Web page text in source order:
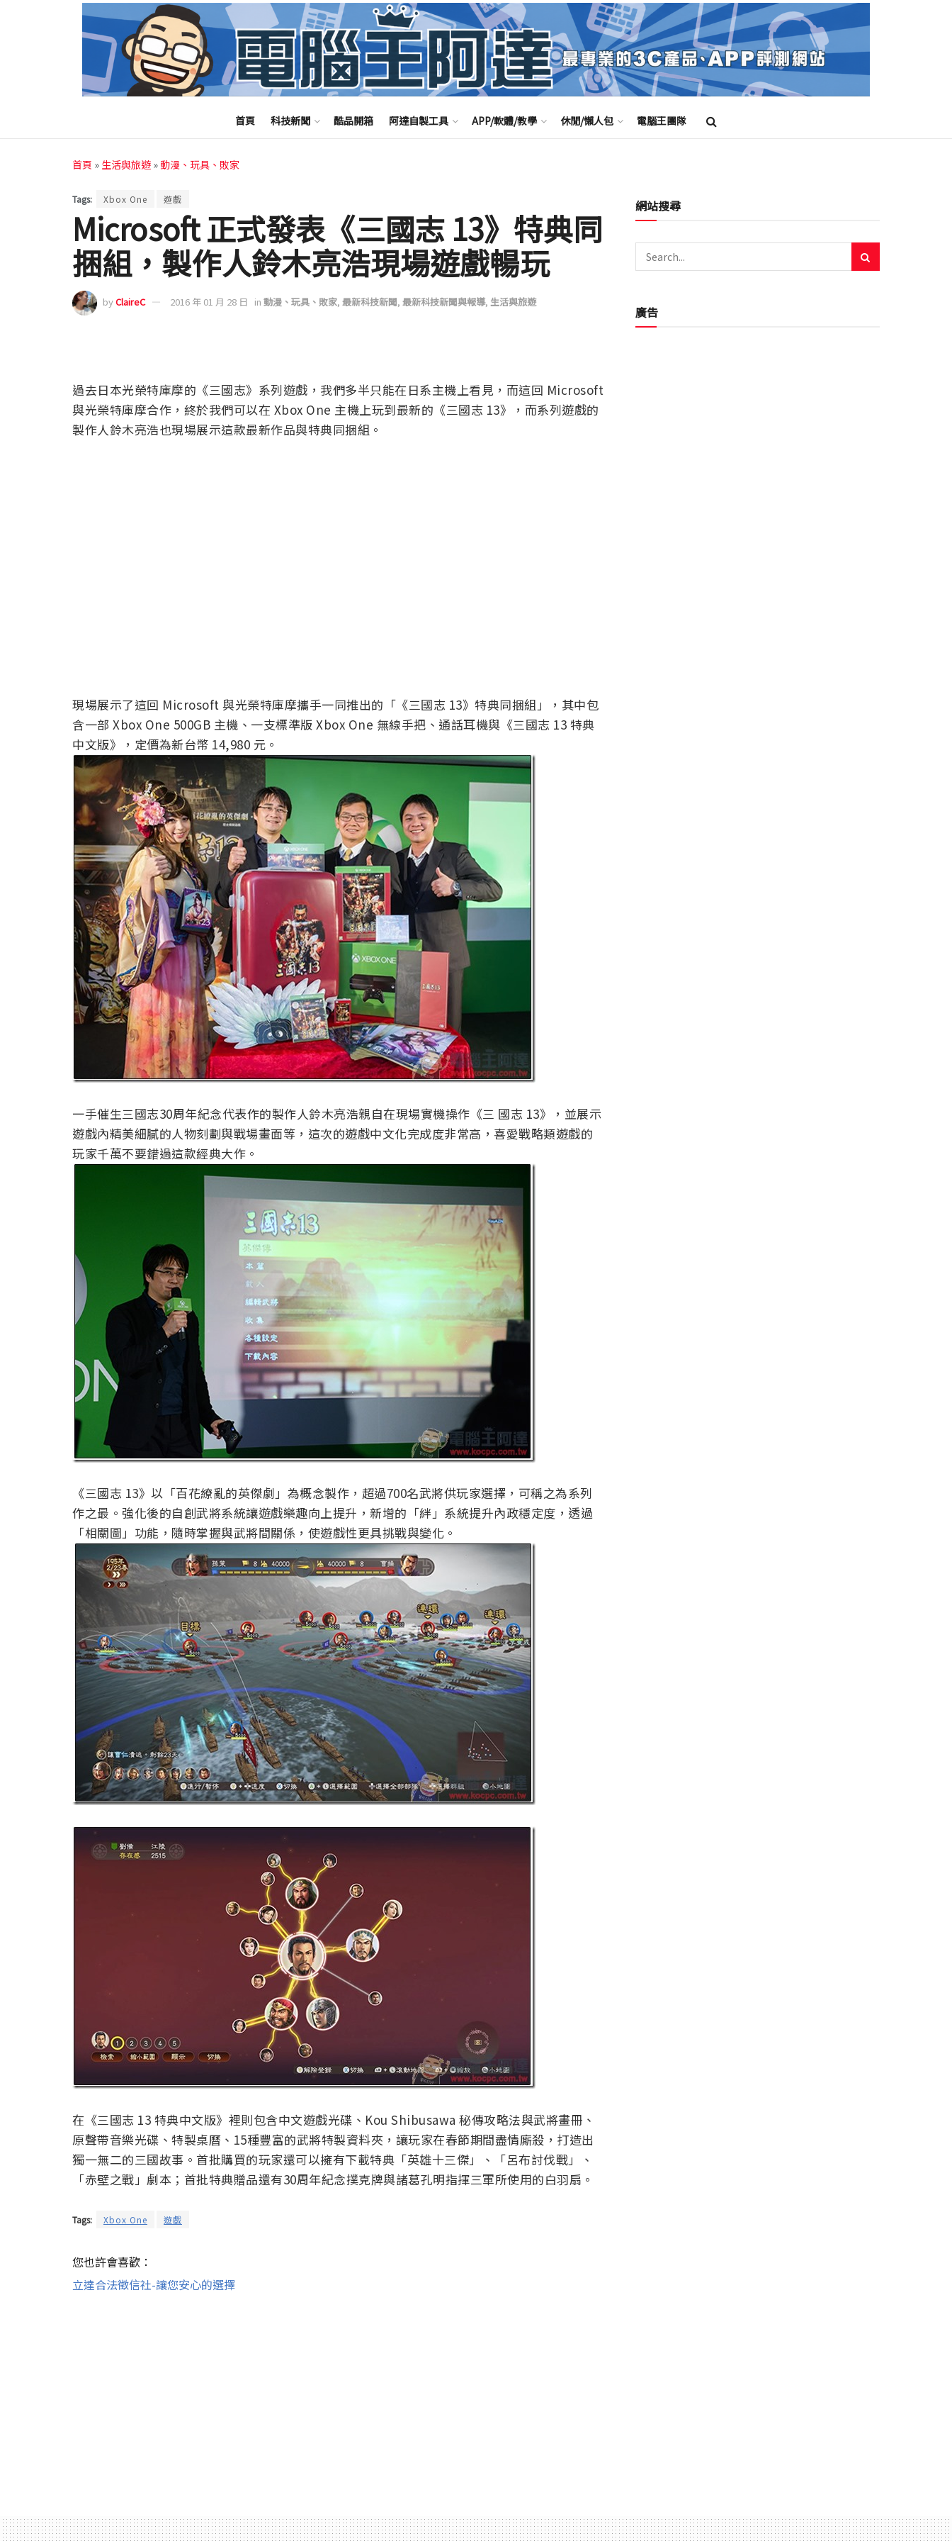
首頁 科技新聞 酷品開箱 阿達自製工具 APP/軟體/教學 休閒/懶人包 電腦王團隊
首頁 » 生活與旅遊 » 動漫、玩具、敗家
Tags: Xbox One 遊戲
Microsoft 正式發表《三國志 13》特典同
捆組，製作人鈴木亮浩現場遊戲暢玩
byClaireC 2016 年 01 月 28 日 in 動漫、玩具、敗家, 最新科技新聞, 最新科技新聞與報導, 生活與旅遊
過去日本光榮特庫摩的《三國志》系列遊戲，我們多半只能在日系主機上看見，而這回 Microsoft
與光榮特庫摩合作，終於我們可以在 Xbox One 主機上玩到最新的《三國志 13》，而系列遊戲的
製作人鈴木亮浩也現場展示這款最新作品與特典同捆組。
現場展示了這回 Microsoft 與光榮特庫摩攜手一同推出的「《三國志 13》特典同捆組」，其中包
含一部 Xbox One 500GB 主機、一支標準版 Xbox One 無線手把、通話耳機與《三國志 13 特典
中文版》，定價為新台幣 14,980 元。
一手催生三國志30周年紀念代表作的製作人鈴木亮浩親自在現場實機操作《三 國志 13》，並展示
遊戲內精美細膩的人物刻劃與戰場畫面等，這次的遊戲中文化完成度非常高，喜愛戰略類遊戲的
玩家千萬不要錯過這款經典大作。
《三國志 13》以「百花繚亂的英傑劇」為概念製作，超過700名武將供玩家選擇，可稱之為系列
作之最。強化後的自創武將系統讓遊戲樂趣向上提升，新增的「絆」系統提升內政穩定度，透過
「相關圖」功能，隨時掌握與武將間關係，使遊戲性更具挑戰與變化。
在《三國志 13 特典中文版》裡則包含中文遊戲光碟、Kou Shibusawa 秘傳攻略法與武將畫冊、
原聲帶音樂光碟、特製桌曆、15種豐富的武將特製資料夾，讓玩家在春節期間盡情廝殺，打造出
獨一無二的三國故事。首批購買的玩家還可以擁有下載特典「英雄十三傑」、「呂布討伐戰」、
「赤壁之戰」劇本；首批特典贈品還有30周年紀念撲克牌與諸葛孔明指揮三軍所使用的白羽扇。
Tags: Xbox One 遊戲
您也許會喜歡：
立達合法徵信社-讓您安心的選擇
網站搜尋
廣告